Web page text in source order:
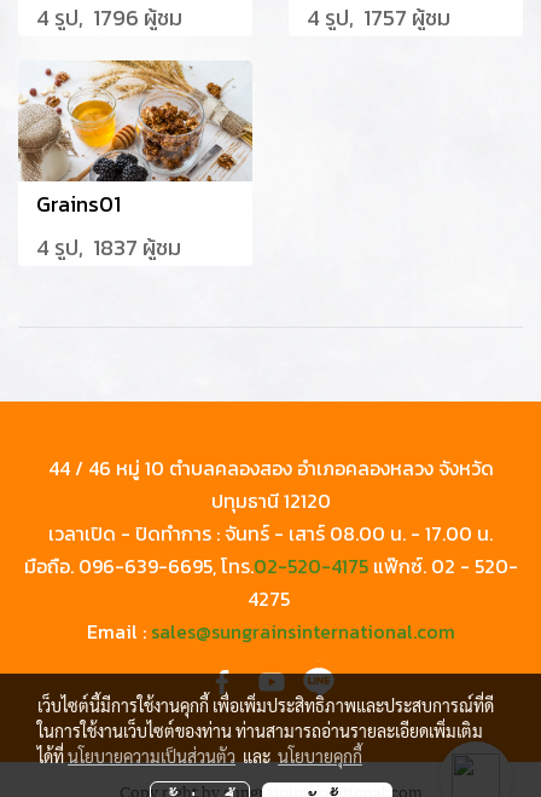
4 รูป, 1796 ผู้ชม
4 รูป, 1757 ผู้ชม
Grains01
4 รูป, 1837 ผู้ชม
44 / 46 หมู่ 10 ตำบลคลองสอง อำเภอคลองหลวง จังหวัด
ปทุมธานี 12120
เวลาเปิด - ปิดทำการ : จันทร์ - เสาร์ 08.00 น. - 17.00 น.
มือถือ. 096-639-6695, โทร.02-520-4175แฟ๊กซ์. 02 - 520-
4275
Email : sales@sungrainsinternational.com
Copy right by sungraininternational.com
เว็บไซต์นี้มีการใช้งานคุกกี้ เพื่อเพิ่มประสิทธิภาพและประสบการณ์ที่ดี
ในการใช้งานเว็บไซต์ของท่าน ท่านสามารถอ่านรายละเอียดเพิ่มเติม
ได้ที่นโยบายความเป็นส่วนตัว และ นโยบายคุกกี้